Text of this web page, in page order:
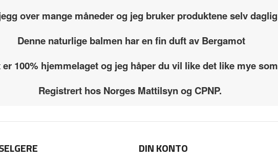
over mange måneder og jeg bruker produktene selv
Denne naturlige balmen har en fin duft av Bergamot
100% hjemmelaget og jeg håper du vil like det like mye
Registrert hos Norges Mattilsyn og CPNP.
DIN KONTO